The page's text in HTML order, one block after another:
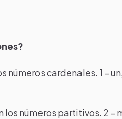
números cardenales. 1 –
los números partitivos. 2 –